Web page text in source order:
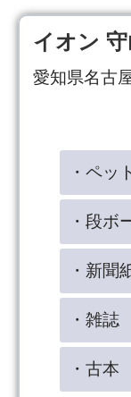
イオン
愛知県名古
・ペッ
・段ボ
・新聞
・雑誌
・古本